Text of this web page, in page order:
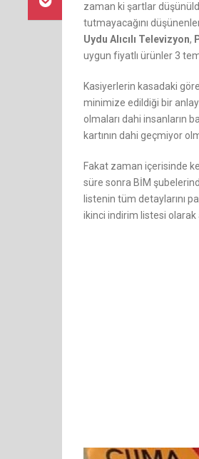
zaman ki şartlar
tutmayacağını
Uydu Alıcılı Televizyon,
uygun fiyatlı ürünler 3
Kasiyerlerin kasadaki
minimize edildiği bir
olmaları dahi insanların
kartının dahi geçmiyor
Fakat zaman içerisinde
süre sonra BİM
listenin tüm detaylarını
ikinci indirim listesi olarak